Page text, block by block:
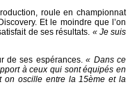
roule en championnat
Et le moindre que l’on
de ses résultats. « Je suis
de ses espérances.« Dans ce
à ceux qui sont équipés en
on oscille entre la 15ème et la